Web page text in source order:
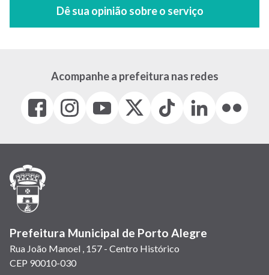
Acompanhe a prefeitura nas redes
Facebook
(link
em
janela)
Instagram
(link
em
(link
em
(Antigo
(link
Tiktok
(link
em
LinkedIn
(link
em
(link
em
Prefeitura Municipal de Porto Alegre
Rua João Manoel , 157 - Centro Histórico
CEP 90010-030